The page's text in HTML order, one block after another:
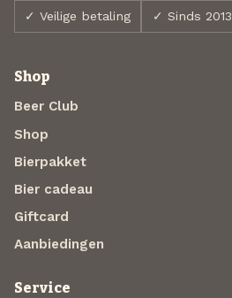
✓ Veilige betaling ✓ Sinds 2013
Shop
Beer Club
Shop
Bierpakket
Bier cadeau
Giftcard
Aanbiedingen
Service